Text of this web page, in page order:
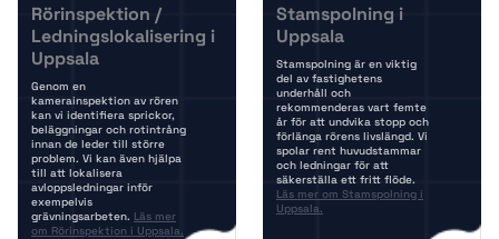
Rörinspektion /
Ledningslokalisering i
Uppsala
Genom en
kamerainspektion av rören
kan vi identifiera sprickor,
beläggningar och rotintrång
innan de leder till större
problem. Vi kan även hjälpa
till att lokalisera
avloppsledningar inför
exempelvis
grävningsarbeten. Läs mer
om Rörinspektion i Uppsala.
Stamspolning i
Uppsala
Stamspolning är en viktig
del av fastighetens
underhåll och
rekommenderas vart femte
år för att undvika stopp och
förlänga rörens livslängd. Vi
spolar rent huvudstammar
och ledningar för att
säkerställa ett fritt flöde.
Läs mer om Stamspolning i
Uppsala.